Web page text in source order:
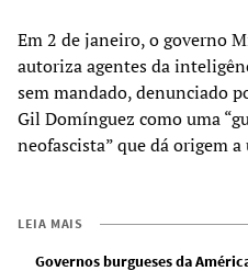
Em 2 de janeiro, o governo
autoriza agentes da
sem mandado, denunciado
Gil Domínguez como uma
neofascista” que dá origem
LEIA MAIS
Governos burgueses da